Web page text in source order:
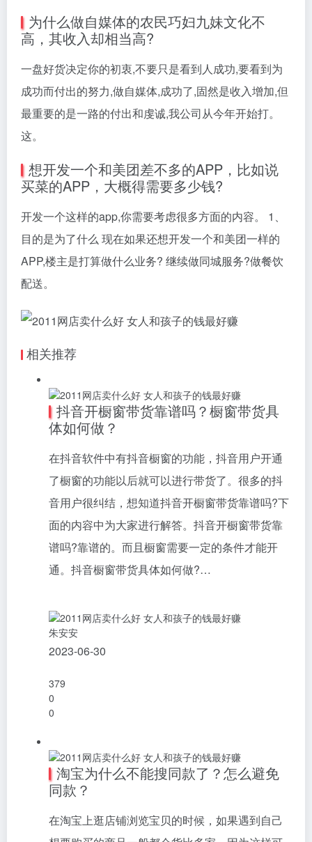
为什么做自媒体的农民巧妇九妹文化不
高，其收入却相当高?
一盘好货决定你的初衷,不要只是看到人成功,要看到为
成功而付出的努力,做自媒体,成功了,固然是收入增加,但
最重要的是一路的付出和虔诚,我公司从今年开始打。
这。
想开发一个和美团差不多的APP，比如说
买菜的APP，大概得需要多少钱?
开发一个这样的app,你需要考虑很多方面的内容。 1、
目的是为了什么 现在如果还想开发一个和美团一样的
APP,楼主是打算做什么业务? 继续做同城服务?做餐饮
配送。
相关推荐
抖音开橱窗带货靠谱吗？橱窗带货具
体如何做？
在抖音软件中有抖音橱窗的功能，抖音用户开通
了橱窗的功能以后就可以进行带货了。很多的抖
音用户很纠结，想知道抖音开橱窗带货靠谱吗?下
面的内容中为大家进行解答。抖音开橱窗带货靠
谱吗?靠谱的。而且橱窗需要一定的条件才能开
通。抖音橱窗带货具体如何做?…
朱安安
2023-06-30
379
0
0
淘宝为什么不能搜同款了？怎么避免
同款？
在淘宝上逛店铺浏览宝贝的时候，如果遇到自己